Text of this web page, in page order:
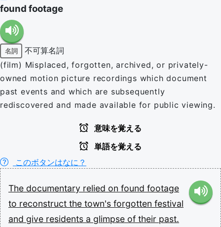
found footage
名詞
不可算名詞
(film) Misplaced, forgotten, archived, or privately-
owned motion picture recordings which document
past events and which are subsequently
rediscovered and made available for public viewing.
意味を覚える
単語を覚える
このボタンはなに？
The documentary relied on found footage
to reconstruct the town's forgotten festival
and give residents a glimpse of their past.